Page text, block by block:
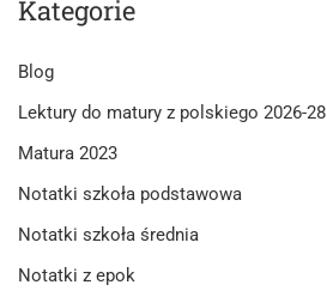
Kategorie
Blog
Lektury do matury z polskiego 2026-28
Matura 2023
Notatki szkoła podstawowa
Notatki szkoła średnia
Notatki z epok